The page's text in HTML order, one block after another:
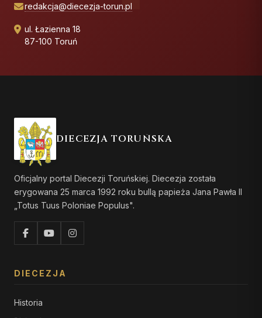
redakcja@diecezja-torun.pl
ul. Łazienna 18
87-100 Toruń
DIECEZJA TORUŃSKA
Oficjalny portal Diecezji Toruńskiej. Diecezja została
erygowana 25 marca 1992 roku bullą papieża Jana Pawła II
„Totus Tuus Poloniae Populus".
DIECEZJA
Historia